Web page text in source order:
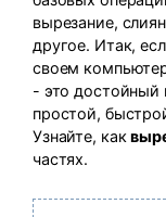
вырезание,
другое. Итак,
своем
- это достойный
простой,
Узнайте, как
частях.